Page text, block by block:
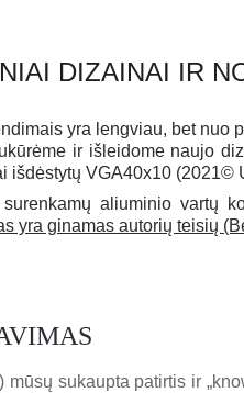
DIZAINAI IR
yra lengviau, bet
ir išleidome naujo
išdėstytų VGA40x10
aliuminio vartų
yra ginamas autorių teisių
sukaupta patirtis ir